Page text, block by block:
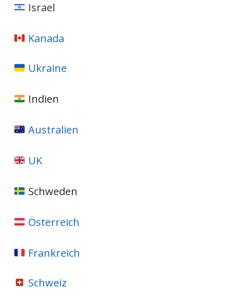
Israel
Kanada
Ukraine
Indien
Australien
UK
Schweden
Österreich
Frankreich
Schweiz